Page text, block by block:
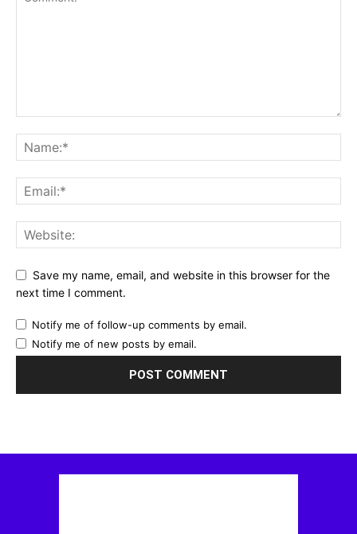
Save my name, email, and website in this browser for the
next time I comment.
Notify me of follow-up comments by email.
Notify me of new posts by email.